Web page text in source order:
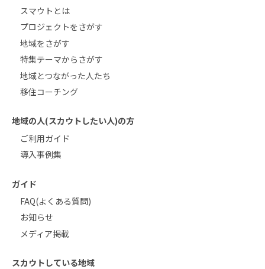
スマウトとは
プロジェクトをさがす
地域をさがす
特集テーマからさがす
地域とつながった人たち
移住コーチング
地域の人(スカウトしたい人)の方
ご利用ガイド
導入事例集
ガイド
FAQ(よくある質問)
お知らせ
メディア掲載
スカウトしている地域